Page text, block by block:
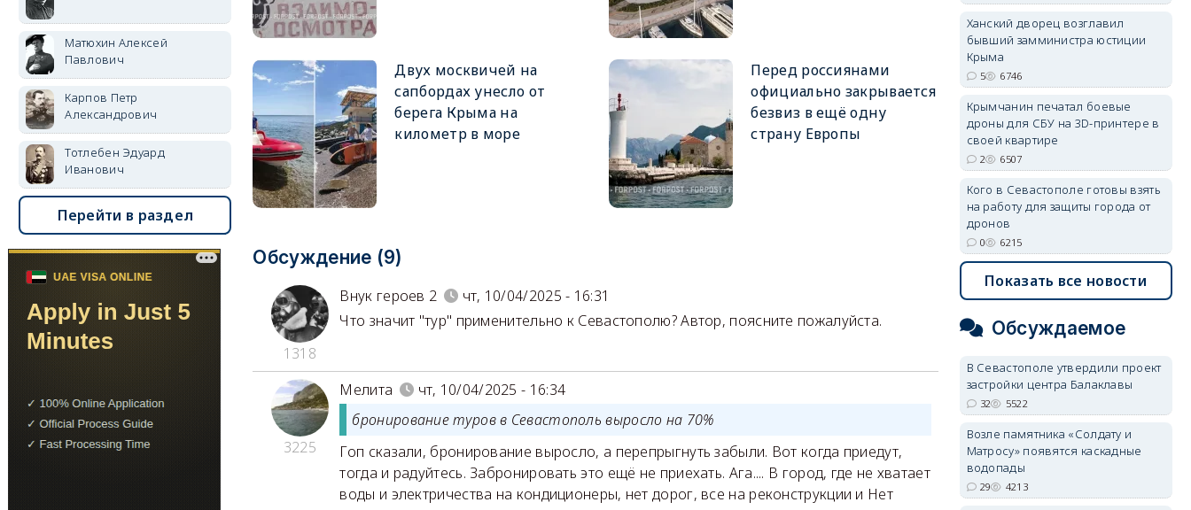
Двух москвичей на
сапбордах унесло от
берега Крыма на
километр в море
Перед россиянами
официально закрывается
безвиз в ещё одну
страну Европы
Обсуждение (9)
1318
Внук героев 2
чт, 10/04/2025 - 16:31
Что значит "тур" применительно к Севастополю? Автор, поясните пожалуйста.
3225
Мелита
чт, 10/04/2025 - 16:34
бронирование туров в Севастополь выросло на 70%
Гоп сказали, бронирование выросло, а перепрыгнуть забыли. Вот когда приедут,
тогда и радуйтесь. Забронировать это ещё не приехать. Ага.... В город, где не хватает
воды и электричества на кондиционеры, нет дорог, все на реконструкции и Нет
Матюхин Алексей
Павлович
Карпов Петр
Александрович
Тотлебен Эдуард
Иванович
Перейти в раздел
Ханский дворец возглавил
бывший замминистра юстиции
Крыма
5 6746
Крымчанин печатал боевые
дроны для СБУ на 3D-принтере в
своей квартире
2 6507
Кого в Севастополе готовы взять
на работу для защиты города от
дронов
0 6215
Показать все новости
Обсуждаемое
В Севастополе утвердили проект
застройки центра Балаклавы
32 5522
Возле памятника «Солдату и
Матросу» появятся каскадные
водопады
29 4213